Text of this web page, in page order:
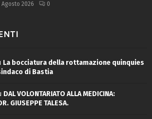
Agosto 2026 0
La bocciatura della rottamazione quinquies
di Bastia
DAL VOLONTARIATO ALLA MEDICINA:
GIUSEPPE TALESA.